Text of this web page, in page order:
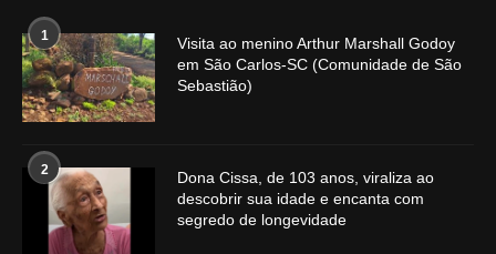
1
Visita ao menino Arthur Marshall Godoy
em São Carlos-SC (Comunidade de São
Sebastião)
2
Dona Cissa, de 103 anos, viraliza ao
descobrir sua idade e encanta com
segredo de longevidade